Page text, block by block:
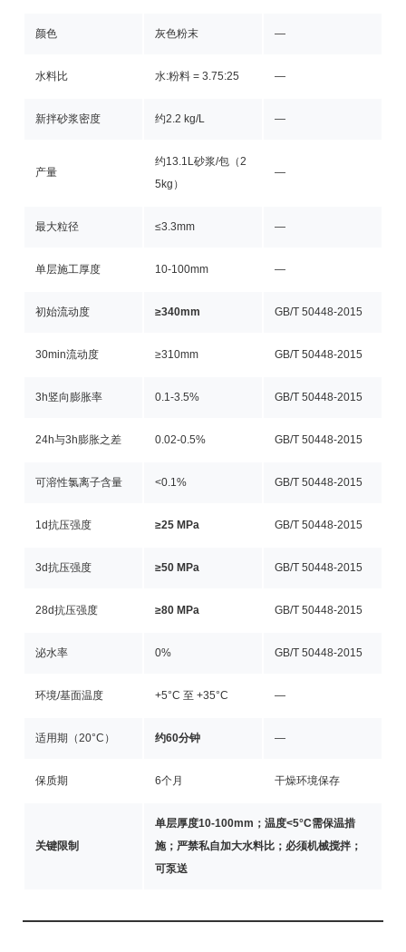
颜色 灰色粉末 —
水料比 水:粉料 = 3.75:25 —
新拌砂浆密度 约2.2 kg/L —
产量
约13.1L砂浆/包（2
5kg）
—
最大粒径 ≤3.3mm —
单层施工厚度 10-100mm —
初始流动度 ≥340mm GB/T 50448-2015
30min流动度 ≥310mm GB/T 50448-2015
3h竖向膨胀率 0.1-3.5% GB/T 50448-2015
24h与3h膨胀之差 0.02-0.5% GB/T 50448-2015
可溶性氯离子含量 <0.1% GB/T 50448-2015
1d抗压强度 ≥25 MPa GB/T 50448-2015
3d抗压强度 ≥50 MPa GB/T 50448-2015
28d抗压强度 ≥80 MPa GB/T 50448-2015
泌水率 0% GB/T 50448-2015
环境/基面温度 +5°C 至 +35°C —
适用期（20°C） 约60分钟 —
保质期 6个月 干燥环境保存
关键限制
单层厚度10-100mm；温度<5°C需保温措
施；严禁私自加大水料比；必须机械搅拌；
可泵送